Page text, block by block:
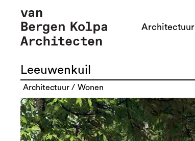
Architectuur
Leeuwenkuil
architectuur wonen